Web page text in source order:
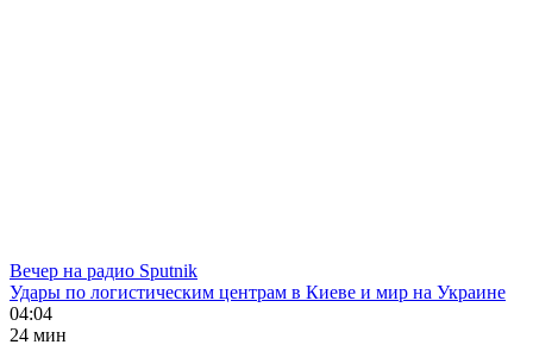
Вечер на радио Sputnik
Удары по логистическим центрам в Киеве и мир на Украине
04:04
24 мин